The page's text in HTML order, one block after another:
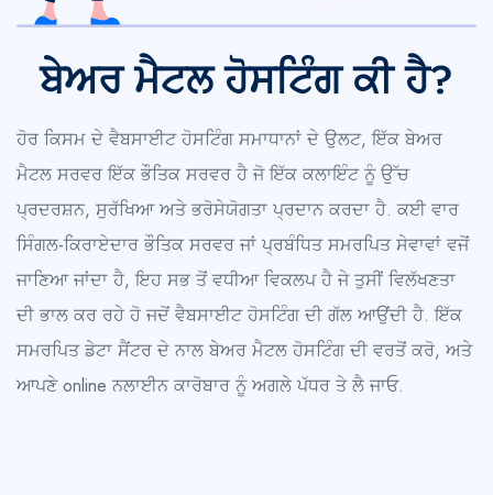
ਬੇਅਰ ਮੈਟਲ ਹੋਸਟਿੰਗ ਕੀ ਹੈ?
ਹੋਰ ਕਿਸਮ ਦੇ ਵੈਬਸਾਈਟ ਹੋਸਟਿੰਗ ਸਮਾਧਾਨਾਂ ਦੇ ਉਲਟ, ਇੱਕ ਬੇਅਰ
ਮੈਟਲ ਸਰਵਰ ਇੱਕ ਭੌਤਿਕ ਸਰਵਰ ਹੈ ਜੋ ਇੱਕ ਕਲਾਇੰਟ ਨੂੰ ਉੱਚ
ਪ੍ਰਦਰਸ਼ਨ, ਸੁਰੱਖਿਆ ਅਤੇ ਭਰੋਸੇਯੋਗਤਾ ਪ੍ਰਦਾਨ ਕਰਦਾ ਹੈ. ਕਈ ਵਾਰ
ਸਿੰਗਲ-ਕਿਰਾਏਦਾਰ ਭੌਤਿਕ ਸਰਵਰ ਜਾਂ ਪ੍ਰਬੰਧਿਤ ਸਮਰਪਿਤ ਸੇਵਾਵਾਂ ਵਜੋਂ
ਜਾਣਿਆ ਜਾਂਦਾ ਹੈ, ਇਹ ਸਭ ਤੋਂ ਵਧੀਆ ਵਿਕਲਪ ਹੈ ਜੇ ਤੁਸੀਂ ਵਿਲੱਖਣਤਾ
ਦੀ ਭਾਲ ਕਰ ਰਹੇ ਹੋ ਜਦੋਂ ਵੈਬਸਾਈਟ ਹੋਸਟਿੰਗ ਦੀ ਗੱਲ ਆਉਂਦੀ ਹੈ. ਇੱਕ
ਸਮਰਪਿਤ ਡੇਟਾ ਸੈਂਟਰ ਦੇ ਨਾਲ ਬੇਅਰ ਮੈਟਲ ਹੋਸਟਿੰਗ ਦੀ ਵਰਤੋਂ ਕਰੋ, ਅਤੇ
ਆਪਣੇ online ਨਲਾਈਨ ਕਾਰੋਬਾਰ ਨੂੰ ਅਗਲੇ ਪੱਧਰ ਤੇ ਲੈ ਜਾਓ.